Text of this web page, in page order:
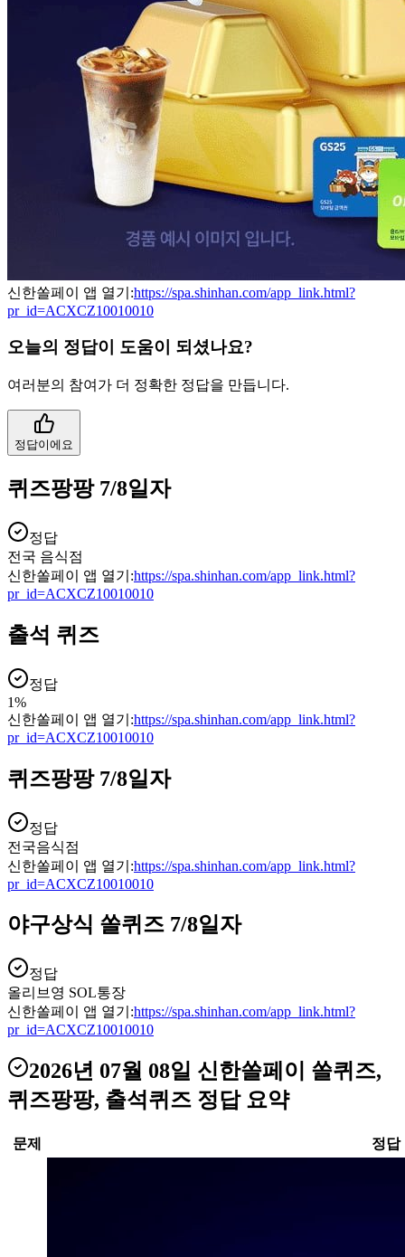
신한쏠페이 앱 열기:https://spa.shinhan.com/app_link.html?
pr_id=ACXCZ10010010
오늘의 정답이 도움이 되셨나요?
여러분의 참여가 더 정확한 정답을 만듭니다.
정답이에요
퀴즈팡팡 7/8일자
정답
전국 음식점
신한쏠페이 앱 열기:https://spa.shinhan.com/app_link.html?
pr_id=ACXCZ10010010
출석 퀴즈
정답
1%
신한쏠페이 앱 열기:https://spa.shinhan.com/app_link.html?
pr_id=ACXCZ10010010
퀴즈팡팡 7/8일자
정답
전국음식점
신한쏠페이 앱 열기:https://spa.shinhan.com/app_link.html?
pr_id=ACXCZ10010010
야구상식 쏠퀴즈 7/8일자
정답
올리브영 SOL통장
신한쏠페이 앱 열기:https://spa.shinhan.com/app_link.html?
pr_id=ACXCZ10010010
2026년 07월 08일 신한쏠페이 쏠퀴즈,
퀴즈팡팡, 출석퀴즈 정답 요약
문제 정답